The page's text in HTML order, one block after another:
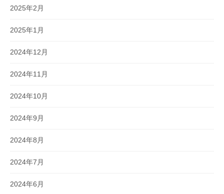
2025年2月
2025年1月
2024年12月
2024年11月
2024年10月
2024年9月
2024年8月
2024年7月
2024年6月